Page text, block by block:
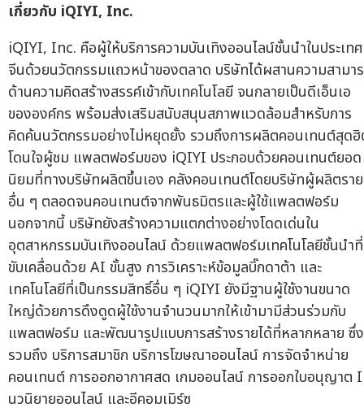
เกี่ยวกับ iQIYI, Inc.
iQIYI, Inc. คือผู้ให้บริการความบันเทิงออนไลน์ชั้นนำในประเทศ
จีนด้วยนวัตกรรมแถวหน้าของตลาด บริษัทได้ผสานความสามา
ด้านความคิดสร้างสรรค์เข้ากับเทคโนโลยี จนกลายเป็นดีเอ็นเอ
ขององค์กร พร้อมส่งเสริมสนับสนุนสภาพแวดล้อมสำหรับการ
คิดค้นนวัตกรรมอย่างไม่หยุดยั้ง รวมถึงการผลิตคอนเทนต์สุด
โดนใจผู้ชม แพลตฟอร์มของ iQIYI ประกอบด้วยคอนเทนต์ยอด
นิยมที่ทางบริษัทผลิตขึ้นเอง คลังคอนเทนต์โดยบริษัทผู้ผลิตราย
อื่น ๆ ตลอดจนคอนเทนต์จากพันธมิตรและผู้ใช้แพลตฟอร์ม
นอกจากนี้ บริษัทยังสร้างความแตกต่างอย่างโดดเด่นใน
อุตสาหกรรมบันเทิงออนไลน์ ด้วยแพลตฟอร์มเทคโนโลยีชั้นนำที่
ขับเคลื่อนด้วย AI ขั้นสูง การวิเคราะห์ข้อมูลบิ๊กดาต้า และ
เทคโนโลยีที่เป็นกรรมสิทธิ์อื่น ๆ iQIYI ยังมีฐานผู้ใช้งานขนาด
ใหญ่ด้วยการดึงดูดผู้ใช้งานจำนวนมากให้เข้ามามีส่วนร่วมกับ
แพลตฟอร์ม และพัฒนารูปแบบการสร้างรายได้ที่หลากหลาย ซึ่ง
รวมถึง บริการสมาชิก บริการโฆษณาออนไลน์ การจัดจำหน่าย
คอนเทนต์ การออกอากาศสด เกมออนไลน์ การออกใบอนุญาต
นวนิยายออนไลน์ และอีคอมเมิร์ซ